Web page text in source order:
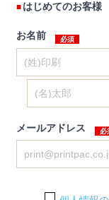
はじめてのお客様
お名前
メールアドレス